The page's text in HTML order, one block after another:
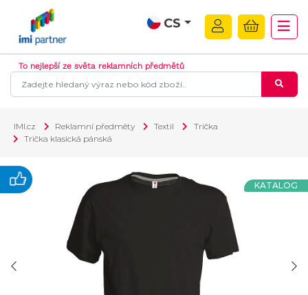
CS
To nejlepší ze světa reklamních předmětů
IMI.cz Reklamní předměty Textil
Trička
Trička klasická pánská
KATALOG